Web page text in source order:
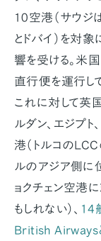
10空港（サウジ
とドバイ）を対
響を受ける。米
直行便を運行し
これに対して英国
ルダン、エジプト
港（トルコの
ルのアジア側に
ョクチェン空港
もしれない）、 14
British Airways